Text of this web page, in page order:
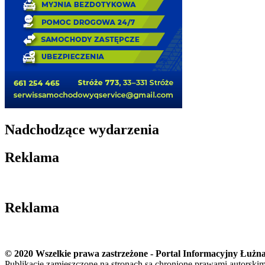
Nadchodzące wydarzenia
Reklama
Reklama
© 2020 Wszelkie prawa zastrzeżone - Portal Informacyjny